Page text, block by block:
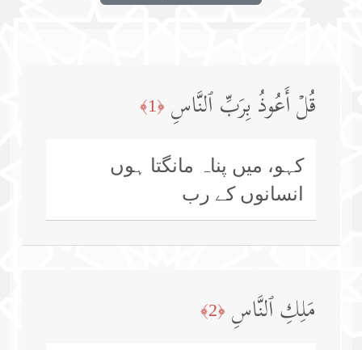
قُلۡ أَعُوذُ بِرَبِّ ٱلنَّاسِ ﴿1﴾
کہو، میں پناہ مانگتا ہوں
انسانوں کے رب
مَلِكِ ٱلنَّاسِ ﴿2﴾